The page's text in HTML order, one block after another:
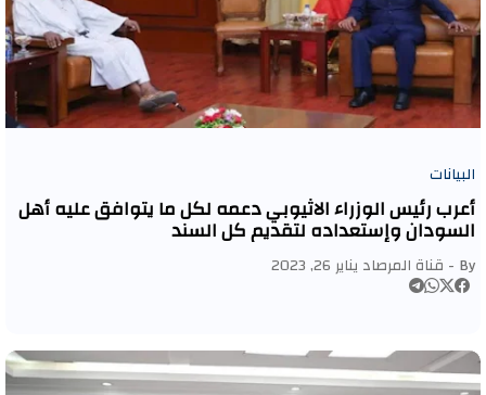
البيانات
أعرب رئيس الوزراء الاثيوبي دعمه لكل ما يتوافق عليه أهل
السودان وإستعداده لتقديم كل السند
By - قناة المرصاديناير 26, 2023